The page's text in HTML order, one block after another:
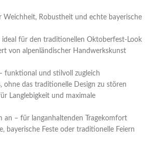
Robustheit und echte bayerische
für den traditionellen Oktoberfest-Look
von alpenländischer Handwerkskunst
funktional und stilvoll zugleich
ohne das traditionelle Design zu stören
Langlebigkeit und maximale
an – für langanhaltenden Tragekomfort
bayerische Feste oder traditionelle Feiern